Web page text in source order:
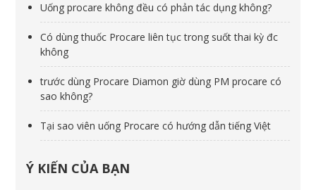
Uống procare không đều có phản tác dụng không?
Có dùng thuốc Procare liên tục trong suốt thai kỳ đc
không
trước dùng Procare Diamon giờ dùng PM procare có
sao không?
Tại sao viên uống Procare có hướng dẫn tiếng Việt
Ý KIẾN CỦA BẠN